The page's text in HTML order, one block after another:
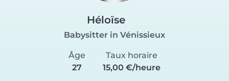
Héloïse
Babysitter in Vénissieux
Âge
27
Taux horaire
15,00 €/heure